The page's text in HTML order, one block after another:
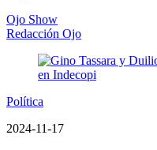
Ojo Show
Redacción Ojo
Política
2024-11-17